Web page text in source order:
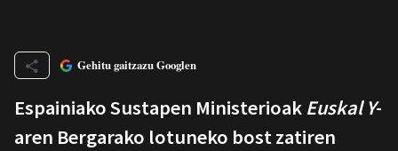
Gehitu gaitzazu Googlen
Espainiako Sustapen Ministerioak Euskal Y-
aren Bergarako lotuneko bost zatiren